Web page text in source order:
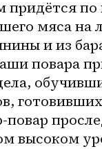
мяса на
и из
повара
высоком